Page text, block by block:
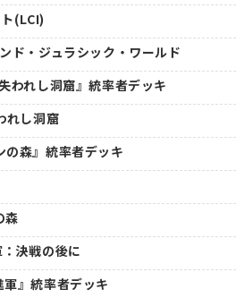
(LCI)
ド・ジュラシック・ワールド
われし洞窟』統率者デッキ
れし洞窟
の森』統率者デッキ
森
：決戦の後に
軍』統率者デッキ